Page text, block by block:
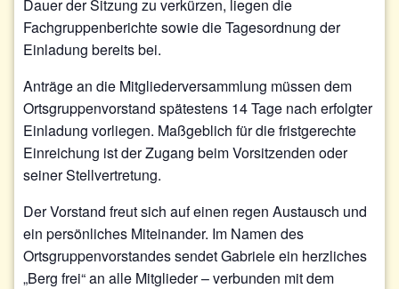
Dauer der Sitzung zu verkürzen, liegen die
Fachgruppenberichte sowie die Tagesordnung der
Einladung bereits bei.
Anträge an die Mitgliederversammlung müssen dem
Ortsgruppenvorstand spätestens 14 Tage nach erfolgter
Einladung vorliegen. Maßgeblich für die fristgerechte
Einreichung ist der Zugang beim Vorsitzenden oder
seiner Stellvertretung.
Der Vorstand freut sich auf einen regen Austausch und
ein persönliches Miteinander. Im Namen des
Ortsgruppenvorstandes sendet Gabriele ein herzliches
„Berg frei“ an alle Mitglieder – verbunden mit dem